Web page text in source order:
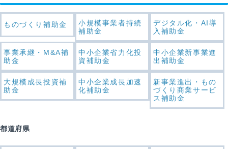
ものづくり補助金
小規模事業者持続
補助金
デジタル化・AI導
入補助金
事業承継・M&A補
助金
中小企業省力化投
資補助金
中小企業新事業進
出補助金
大規模成長投資補
助金
中小企業成長加速
化補助金
新事業進出・もの
づくり商業サービ
ス補助金
都道府県